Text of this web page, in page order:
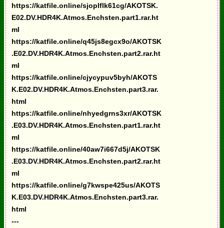
https://katfile.online/sjoplflk61cg/AKOTSK.
E02.DV.HDR4K.Atmos.Enchsten.part1.rar.ht
ml
https://katfile.online/q45js8egcx9o/AKOTSK
.E02.DV.HDR4K.Atmos.Enchsten.part2.rar.ht
ml
https://katfile.online/cjycypuv5byh/AKOTS
K.E02.DV.HDR4K.Atmos.Enchsten.part3.rar.
html
https://katfile.online/nhyedgrns3xr/AKOTSK
.E03.DV.HDR4K.Atmos.Enchsten.part1.rar.ht
ml
https://katfile.online/40aw7i667d5j/AKOTSK
.E03.DV.HDR4K.Atmos.Enchsten.part2.rar.ht
ml
https://katfile.online/g7kwspe425us/AKOTS
K.E03.DV.HDR4K.Atmos.Enchsten.part3.rar.
html
---